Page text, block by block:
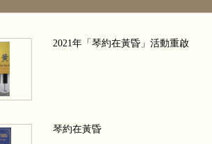
2021年「琴約在黃昏」活動重啟
琴約在黃昏